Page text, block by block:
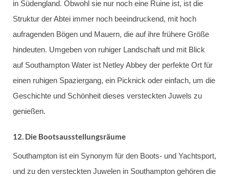
in Südengland. Obwohl sie nur noch eine Ruine ist, ist die
Struktur der Abtei immer noch beeindruckend, mit hoch
aufragenden Bögen und Mauern, die auf ihre frühere Größe
hindeuten. Umgeben von ruhiger Landschaft und mit Blick
auf Southampton Water ist Netley Abbey der perfekte Ort für
einen ruhigen Spaziergang, ein Picknick oder einfach, um die
Geschichte und Schönheit dieses versteckten Juwels zu
genießen.
12. Die Bootsausstellungsräume
Southampton ist ein Synonym für den Boots- und Yachtsport,
und zu den versteckten Juwelen in Southampton gehören die